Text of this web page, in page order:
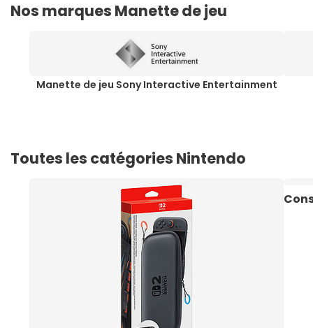
Nos marques Manette de jeu
Manette de jeu Sony Interactive Entertainment
Toutes les catégories Nintendo